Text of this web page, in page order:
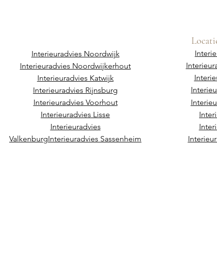
Interieuradvies Noordwijk
Interieuradvies Noordwijkerhout
Interieuradvies Katwijk
Interieuradvies Rijnsburg
Interieuradvies Voorhout
Interieuradvies Lisse
Interieuradvies
ValkenburgInterieuradvies Sassenheim